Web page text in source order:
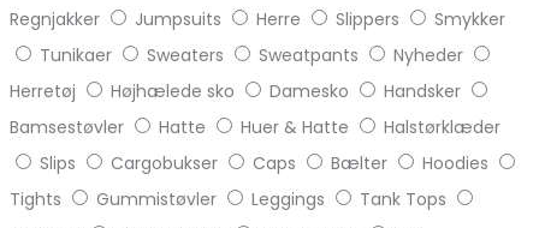
Regnjakker
Jumpsuits Herre Slippers
Smykker
Tunikaer
Sweaters Sweatpants
Nyheder
Herretøj
Højhælede sko Damesko
Handsker
Bamsestøvler
Hatte Huer & Hatte
Halstørklæder
Slips
Cargobukser Caps Bælter
Hoodies
Tights
Gummistøvler Leggings
Tank Tops